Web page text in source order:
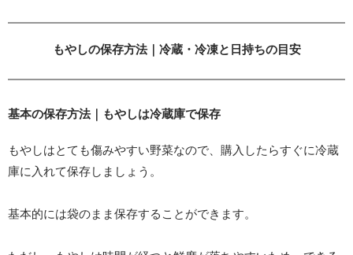
もやしの保存方法｜冷蔵・冷凍と日持ちの目安
基本の保存方法｜もやしは冷蔵庫で保存
もやしはとても傷みやすい野菜なので、購入したらすぐに冷蔵
庫に入れて保存しましょう。
基本的には袋のまま保存することができます。